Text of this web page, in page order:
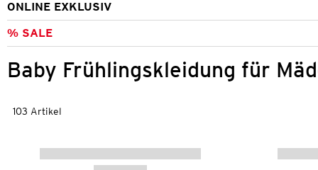
ONLINE EXKLUSIV
% SALE
Baby Frühlingskleidung für
103 Artikel